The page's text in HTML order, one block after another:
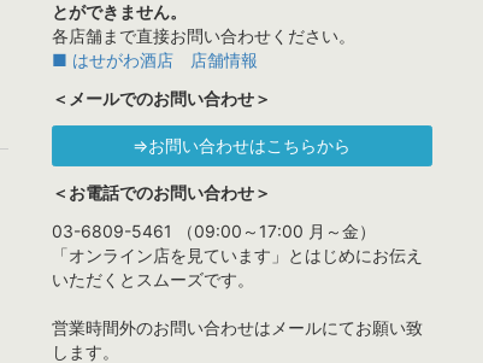
とができません。
各店舗まで直接お問い合わせください。
■ はせがわ酒店 店舗情報
＜メールでのお問い合わせ＞
⇒お問い合わせはこちらから
＜お電話でのお問い合わせ＞
03-6809-5461 （09:00～17:00 月～金）
「オンライン店を見ています」とはじめにお伝え
いただくとスムーズです。
営業時間外のお問い合わせはメールにてお願い致
します。